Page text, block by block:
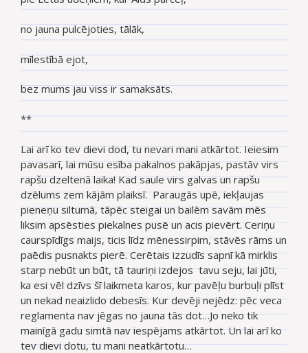
no jauna pulcējoties, tālāk,
mīlestībā ejot,
bez mums jau viss ir samaksāts.
**
Lai arī ko tev dievi dod, tu nevari mani atkārtot. Ieiesim
pavasarī, lai mūsu esība pakalnos pakāpjas, pastāv virs
rapšu dzeltenā laika! Kad saule virs galvas un rapšu
dzēlums zem kājām plaiksī. Paraugās upē, iekļaujas
pieneņu siltumā, tāpēc steigai un bailēm savām mēs
liksim apsēsties piekalnes pusē un acis pievērt. Ceriņu
caurspīdīgs maijs, ticis līdz mēnessirpim, stāvēs rāms un
paēdis pusnakts pierē. Cerētais izzudīs sapnī kā mirklis
starp nebūt un būt, tā tauriņi izdejos tavu seju, lai jūti,
ka esi vēl dzīvs šī laikmeta karos, kur pavēļu burbuļi plīst
un nekad neaizlido debesīs. Kur devēji nejēdz: pēc veca
reglamenta nav jēgas no jauna tās dot…Jo neko tik
mainīgā gadu simtā nav iespējams atkārtot. Un lai arī ko
tev dievi dotu, tu mani neatkārtotu…